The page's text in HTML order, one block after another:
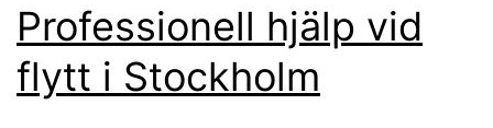
Professionell hjälp vid
flytt i Stockholm